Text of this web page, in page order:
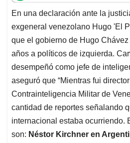
t
s
A
p
p
e
b
o
o
k
k
e
d
I
n
i
l
e
a
d
s
En una declaración ante la
exgeneral venezolano Hugo 'El
que el gobierno de Hugo
años a políticos de izquierda.
desempeñó como jefe de
aseguró que “Mientras fui
Contrainteligencia Militar de
cantidad de reportes señalando
internacional estaba ocurriendo.
son: Néstor Kirchner en